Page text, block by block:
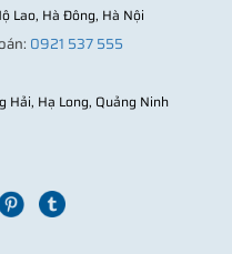
Lao, Hà Đông, Hà Nội
0921 537 555
Hải, Hạ Long, Quảng Ninh